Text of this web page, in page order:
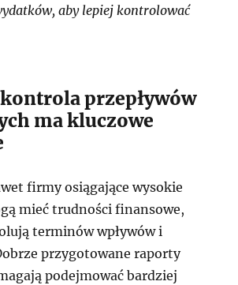
aby lepiej kontrolować
przepływów
ma kluczowe
firmy osiągające wysokie
mieć trudności finansowe,
terminów wpływów i
przygotowane raporty
podejmować bardziej